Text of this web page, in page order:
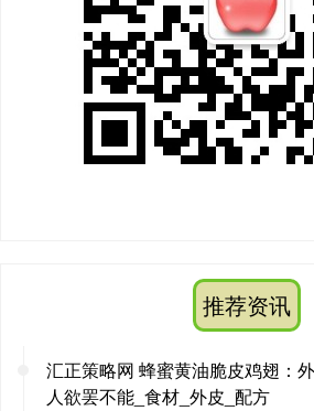
推荐资讯
汇正策略网 蜂蜜黄油脆皮鸡翅：
人欲罢不能_食材_外皮_配方